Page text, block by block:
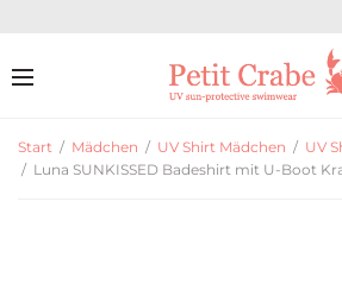
Start / Mädchen / UV Shirt Mädchen / UV
/ Luna SUNKISSED Badeshirt mit U-Boot